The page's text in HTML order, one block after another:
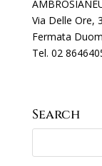
Via Delle Ore,
Fermata
Tel. 02
Search